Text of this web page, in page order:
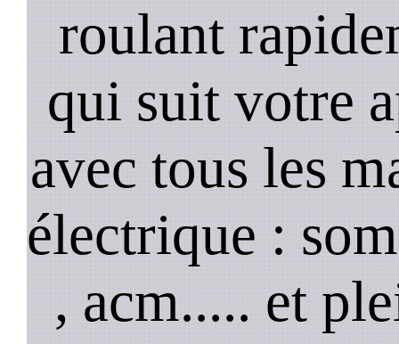
roulant
qui suit votre
avec tous les
électrique :
, acm..... et